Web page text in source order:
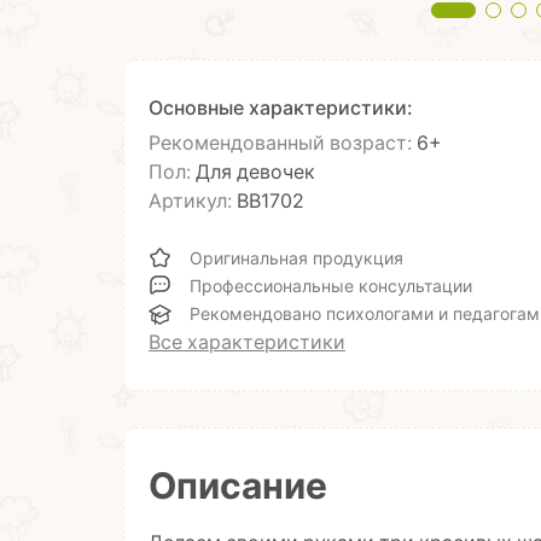
Основные характеристики:
Рекомендованный возраст: 6+
Пол: Для девочек
Артикул: ВВ1702
Оригинальная продукция
Профессиональные консультации
Рекомендовано психологами и
Все характеристики
Описание